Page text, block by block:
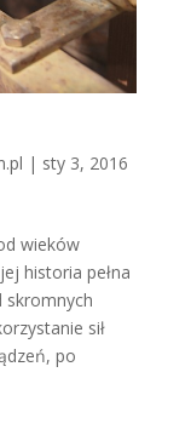
| sty 3, 2016
wieków
historia pełna
skromnych
sił
po